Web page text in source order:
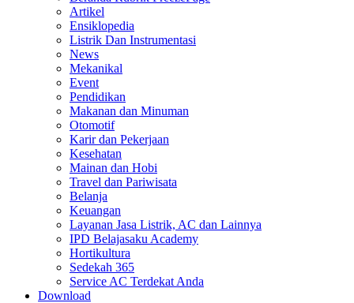
Artikel
Ensiklopedia
Listrik Dan Instrumentasi
News
Mekanikal
Event
Pendidikan
Makanan dan Minuman
Otomotif
Karir dan Pekerjaan
Kesehatan
Mainan dan Hobi
Travel dan Pariwisata
Belanja
Keuangan
Layanan Jasa Listrik, AC dan Lainnya
IPD Belajasaku Academy
Hortikultura
Sedekah 365
Service AC Terdekat Anda
Download